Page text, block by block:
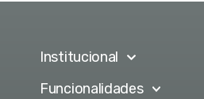
Institucional
Funcionalidades